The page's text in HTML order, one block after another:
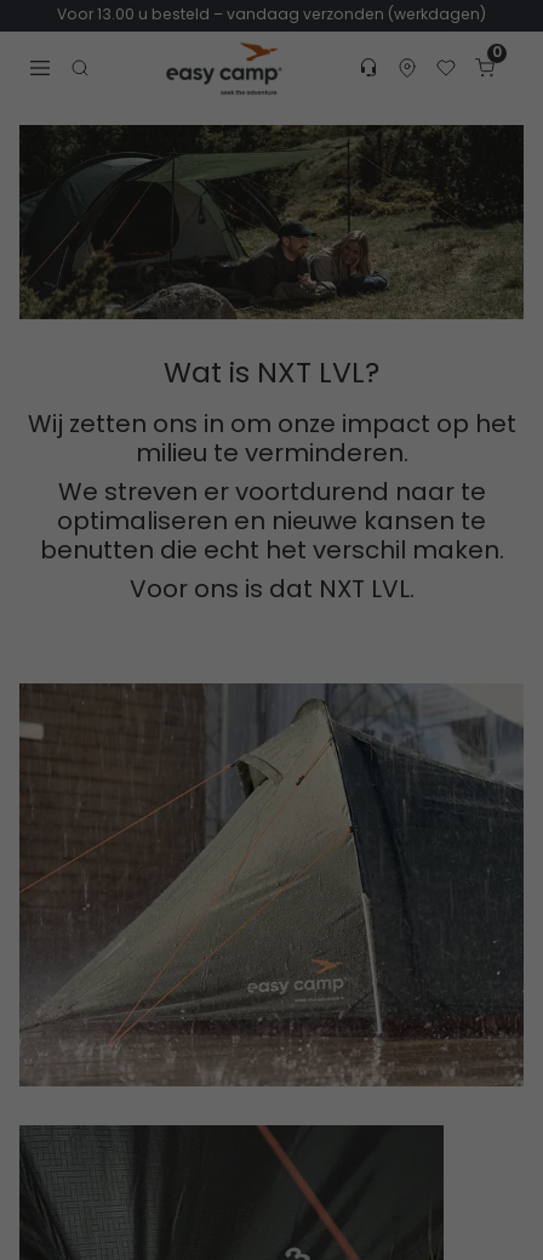
Voor 13.00 u besteld – vandaag verzonden (werkdagen)
Open search modal
Customer service
Find dealer
Favorites
Cart
0
Wat is NXT LVL?
Wij zetten ons in om onze impact op het
milieu te verminderen.
We streven er voortdurend naar te
optimaliseren en nieuwe kansen te
benutten die echt het verschil maken.
Voor ons is dat NXT LVL.